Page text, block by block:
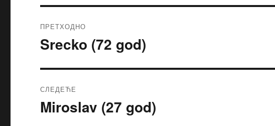
ПРЕТХОДНО
Претходни
Srecko (72 god)
СЛЕДЕЋЕ
Следећи
Miroslav (27 god)